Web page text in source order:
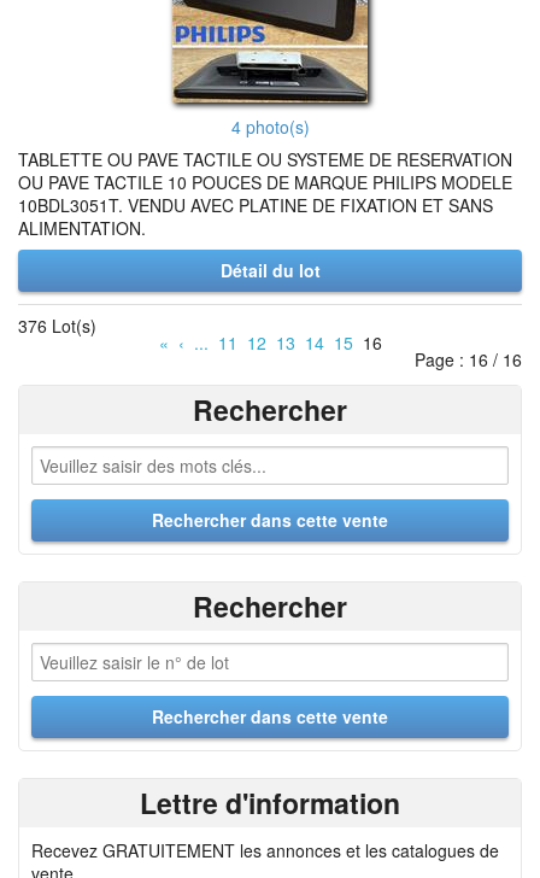
4 photo(s)
TABLETTE OU PAVE TACTILE OU SYSTEME DE RESERVATION
OU PAVE TACTILE 10 POUCES DE MARQUE PHILIPS MODELE
10BDL3051T. VENDU AVEC PLATINE DE FIXATION ET SANS
ALIMENTATION.
Détail du lot
376 Lot(s)
« ‹ ... 11 12 13 14 1516
Page : 16 / 16
Rechercher
Rechercher
Lettre d'information
Recevez GRATUITEMENT les annonces et les catalogues de
vente.